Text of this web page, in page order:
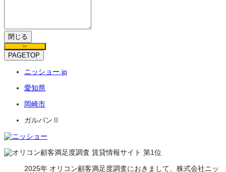
閉じる
保存
PAGETOP
ニッショー.jp
愛知県
岡崎市
ガルバンⅡ
2025年 オリコン顧客満足度調査におきまして、株式会社ニッ